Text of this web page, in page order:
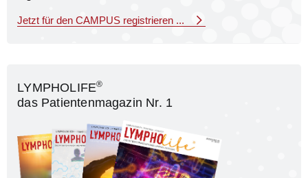
Jetzt für den CAMPUS registrieren ...
LYMPHOLIFE®
das Patientenmagazin Nr. 1